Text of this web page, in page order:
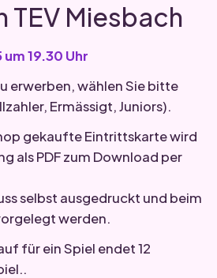
TEV Miesbach
19.30 Uhr
erwerben, wählen Sie bitte
Ermässigt, Juniors).
gekaufte Eintrittskarte wird
als PDF zum Download per
selbst ausgedruckt und beim
werden.
für ein Spiel endet 12